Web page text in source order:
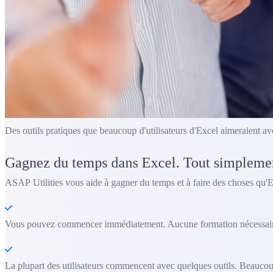
Des outils pratiques que beaucoup d'utilisateurs d'Excel aimeraient
Gagnez du temps dans Excel. Tout
ASAP Utilities vous aide à gagner du temps et à faire des choses
Vous pouvez commencer immédiatement. Aucune formation
La plupart des utilisateurs commencent avec quelques outils.